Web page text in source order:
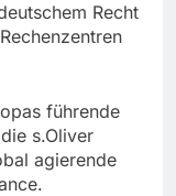
Recht
führende
s.Oliver
agierende